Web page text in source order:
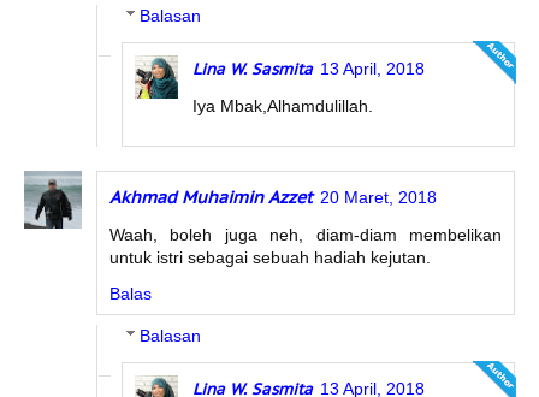
Balasan
Lina W. Sasmita 13 April, 2018
Iya Mbak,Alhamdulillah.
Akhmad Muhaimin Azzet 20 Maret, 2018
Waah, boleh juga neh, diam-diam membelikan
untuk istri sebagai sebuah hadiah kejutan.
Balas
Balasan
Lina W. Sasmita 13 April, 2018